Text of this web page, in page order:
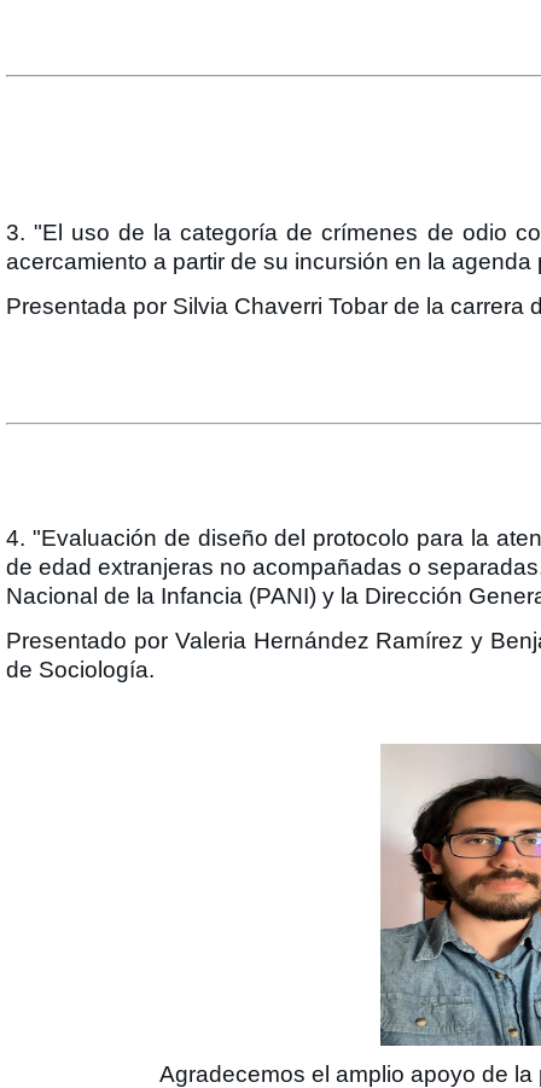
3. "El uso de la categoría de crímenes de odio
acercamiento a partir de su incursión en la
Presentada por Silvia Chaverri Tobar de la carrera
4. "Evaluación de diseño del protocolo para la
de edad extranjeras no acompañadas o
Nacional de la Infancia (PANI) y la Dirección
Presentado por Valeria Hernández Ramírez y
de Sociología.
Agradecemos el amplio apoyo de